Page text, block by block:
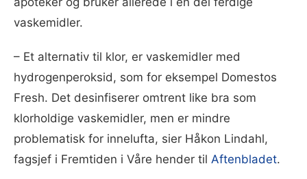
vaskemidler.
– Et alternativ til klor, er vaskemidler med
hydrogenperoksid, som for eksempel Domestos
Fresh. Det desinfiserer omtrent like bra som
klorholdige vaskemidler, men er mindre
problematisk for innelufta, sier Håkon Lindahl,
fagsjef i Fremtiden i Våre hender til Aftenbladet.